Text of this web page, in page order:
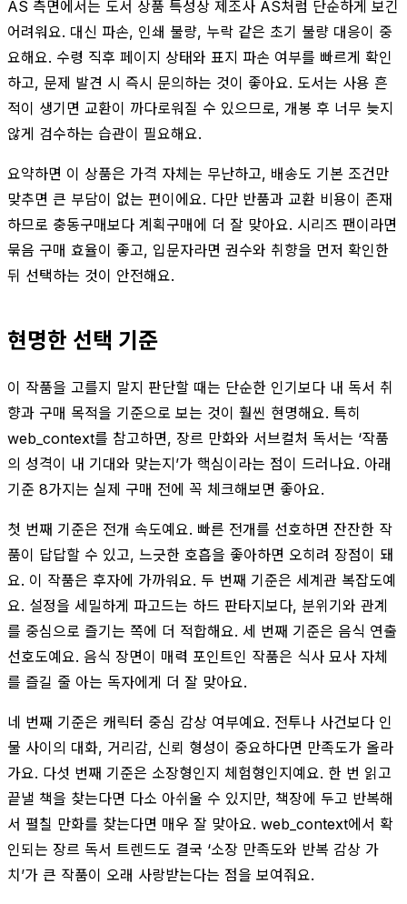
AS 측면에서는 도서 상품 특성상 제조사 AS처럼 단순하게 보긴
어려워요. 대신 파손, 인쇄 불량, 누락 같은 초기 불량 대응이 중
요해요. 수령 직후 페이지 상태와 표지 파손 여부를 빠르게 확인
하고, 문제 발견 시 즉시 문의하는 것이 좋아요. 도서는 사용 흔
적이 생기면 교환이 까다로워질 수 있으므로, 개봉 후 너무 늦지
않게 검수하는 습관이 필요해요.
요약하면 이 상품은 가격 자체는 무난하고, 배송도 기본 조건만
맞추면 큰 부담이 없는 편이에요. 다만 반품과 교환 비용이 존재
하므로 충동구매보다 계획구매에 더 잘 맞아요. 시리즈 팬이라면
묶음 구매 효율이 좋고, 입문자라면 권수와 취향을 먼저 확인한
뒤 선택하는 것이 안전해요.
현명한 선택 기준
이 작품을 고를지 말지 판단할 때는 단순한 인기보다 내 독서 취
향과 구매 목적을 기준으로 보는 것이 훨씬 현명해요. 특히
web_context를 참고하면, 장르 만화와 서브컬처 독서는 ‘작품
의 성격이 내 기대와 맞는지’가 핵심이라는 점이 드러나요. 아래
기준 8가지는 실제 구매 전에 꼭 체크해보면 좋아요.
첫 번째 기준은 전개 속도예요. 빠른 전개를 선호하면 잔잔한 작
품이 답답할 수 있고, 느긋한 호흡을 좋아하면 오히려 장점이 돼
요. 이 작품은 후자에 가까워요. 두 번째 기준은 세계관 복잡도예
요. 설정을 세밀하게 파고드는 하드 판타지보다, 분위기와 관계
를 중심으로 즐기는 쪽에 더 적합해요. 세 번째 기준은 음식 연출
선호도예요. 음식 장면이 매력 포인트인 작품은 식사 묘사 자체
를 즐길 줄 아는 독자에게 더 잘 맞아요.
네 번째 기준은 캐릭터 중심 감상 여부예요. 전투나 사건보다 인
물 사이의 대화, 거리감, 신뢰 형성이 중요하다면 만족도가 올라
가요. 다섯 번째 기준은 소장형인지 체험형인지예요. 한 번 읽고
끝낼 책을 찾는다면 다소 아쉬울 수 있지만, 책장에 두고 반복해
서 펼칠 만화를 찾는다면 매우 잘 맞아요. web_context에서 확
인되는 장르 독서 트렌드도 결국 ‘소장 만족도와 반복 감상 가
치’가 큰 작품이 오래 사랑받는다는 점을 보여줘요.